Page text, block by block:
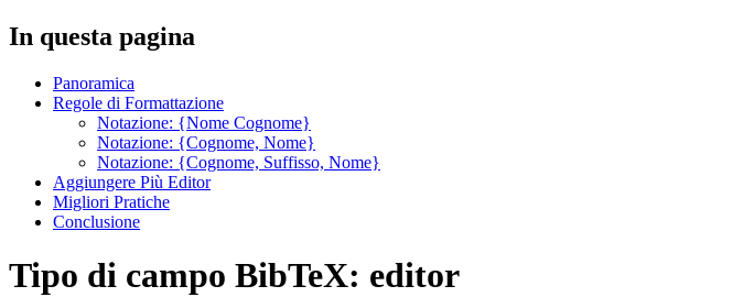
In questa pagina
Panoramica
Regole di Formattazione
Notazione: {Nome Cognome}
Notazione: {Cognome, Nome}
Notazione: {Cognome, Suffisso, Nome}
Aggiungere Più Editor
Migliori Pratiche
Conclusione
Tipo di campo BibTeX: editor